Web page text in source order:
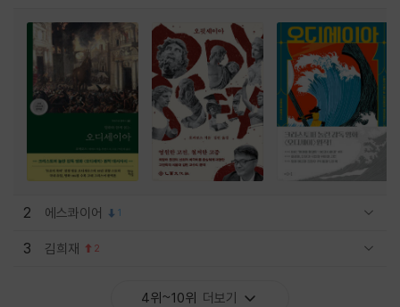
2 에스콰이어 1
3 김희재 2
4위~10위 더보기